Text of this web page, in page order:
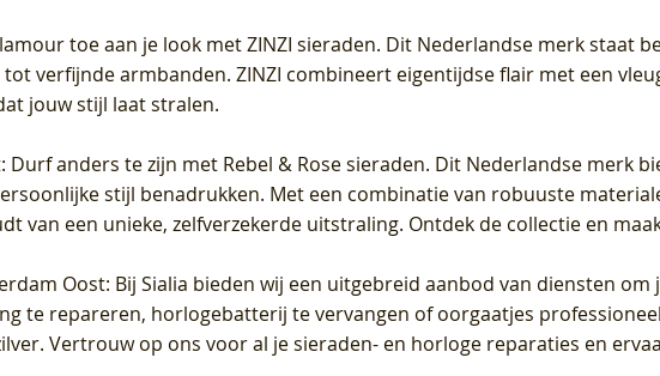
toe aan je look met ZINZI sieraden. Dit Nederlandse merk staat
verfijnde armbanden. ZINZI combineert eigentijdse flair met een
jouw stijl laat stralen.
: Durf anders te zijn met Rebel & Rose sieraden. Dit Nederlandse merk
stijl benadrukken. Met een combinatie van robuuste
van een unieke, zelfverzekerde uitstraling. Ontdek de collectie en
Oost: Bij Sialia bieden wij een uitgebreid aanbod van diensten
te repareren, horlogebatterij te vervangen of oorgaatjes
Vertrouw op ons voor al je sieraden- en horloge reparaties en